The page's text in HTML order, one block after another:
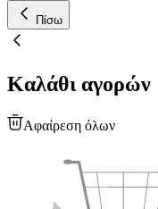
Πίσω
Καλάθι αγορών
Αφαίρεση όλων